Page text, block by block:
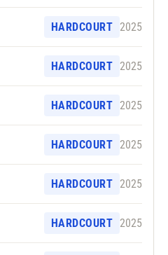
HARDCOURT 2025
HARDCOURT 2025
HARDCOURT 2025
HARDCOURT 2025
HARDCOURT 2025
HARDCOURT 2025